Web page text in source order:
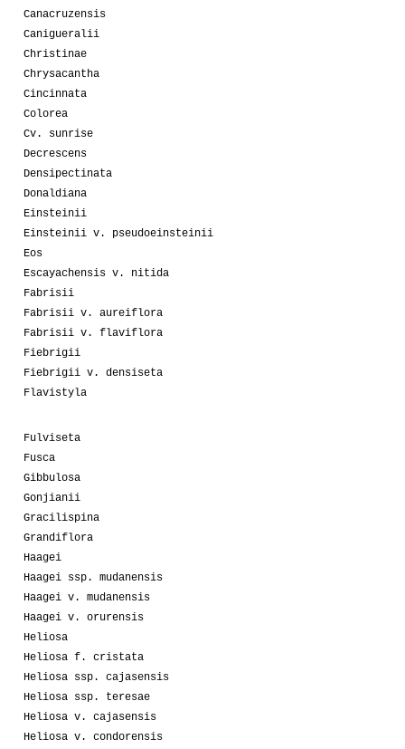
Canacruzensis
Canigueralii
Christinae
Chrysacantha
Cincinnata
Colorea
Cv. sunrise
Decrescens
Densipectinata
Donaldiana
Einsteinii
Einsteinii v. pseudoeinsteinii
Eos
Escayachensis v. nitida
Fabrisii
Fabrisii v. aureiflora
Fabrisii v. flaviflora
Fiebrigii
Fiebrigii v. densiseta
Flavistyla
Fulviseta
Fusca
Gibbulosa
Gonjianii
Gracilispina
Grandiflora
Haagei
Haagei ssp. mudanensis
Haagei v. mudanensis
Haagei v. orurensis
Heliosa
Heliosa f. cristata
Heliosa ssp. cajasensis
Heliosa ssp. teresae
Heliosa v. cajasensis
Heliosa v. condorensis